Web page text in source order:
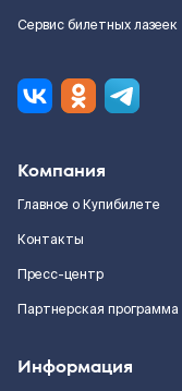
Сервис билетных лазеек
Компания
Главное о Купибилете
Контакты
Пресс-центр
Партнерская программа
Информация